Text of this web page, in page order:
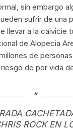
sin embargo
sufrir de una
llevar a la calvicie
de Alopecia
de
de por vida
ROCK EN